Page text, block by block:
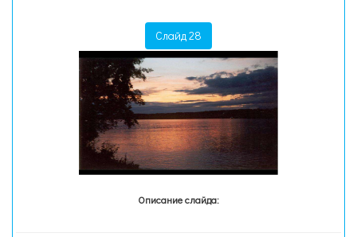
Слайд 28
Описание слайда: